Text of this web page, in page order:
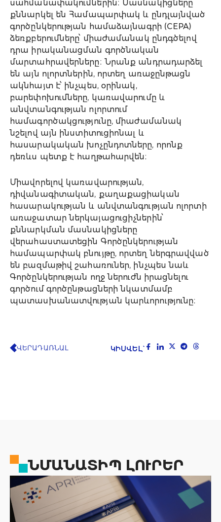
սահմանափակումներին։ Մասնակիցները
քննարկել են Համապարփակ և ընդլայնված
գործընկերության համաձայնագրի (CEPA)
ձեռքբերումները՝ միաժամանակ ընդգծելով
դրա իրականացման գործնական
մարտահրավերները։ Նրանք անդրադարձել
են այն ոլորտներին, որտեղ առաջընթացն
ակնհայտ է՝ ինչպես, օրինակ,
բարեփոխումները, կառավարումը և
անվտանգության ոլորտում
համագործակցությունը, միաժամանակ
նշելով այն ինստիտուցիոնալ և
հասարակական խոչընդոտները, որոնք
դեռևս պետք է հաղթահարվեն։
Միավորելով կառավարության,
դիվանագիտական, քաղաքացիական
հասարակության և անվտանգության ոլորտի
առաջատար ներկայացուցիչներին՝
քննարկման մասնակիցները
վերահաստատեցին Գործընկերության
համապարփակ բնույթը, որտեղ ներգրավված
են բազմաթիվ շահառուներ, ինչպես նաև
Գործընկերության ողջ ներուժն իրացնելու
գործում գործընթացների նկատմամբ
պատասխանատվության կարևորությունը։
ՎԵՐԱԴԱՌՆԱԼ ԿԻՍՎԵԼ`
ՆՄԱՆԱՏԻՊ ԼՈՒՐԵՐ